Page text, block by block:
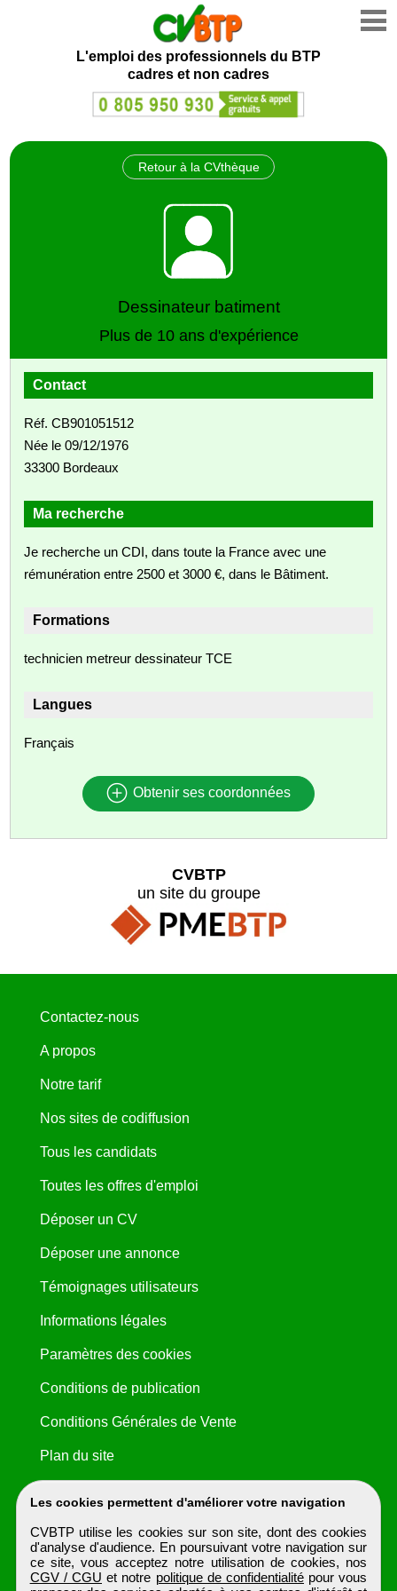
L'emploi des professionnels du BTP
cadres et non cadres
Retour à la CVthèque
Dessinateur batiment
Plus de 10 ans d'expérience
Contact
Réf. CB901051512
Née le 09/12/1976
33300 Bordeaux
Ma recherche
Je recherche un CDI, dans toute la France avec une
rémunération entre 2500 et 3000 €, dans le Bâtiment.
Formations
technicien metreur dessinateur TCE
Langues
Français
Obtenir ses coordonnées
Les cookies permettent d'améliorer votre navigation
CVBTP utilise les cookies sur son site, dont des cookies
d'analyse d'audience. En poursuivant votre navigation sur
ce site, vous acceptez notre utilisation de cookies, nos
CGV / CGU et notre politique de confidentialité pour vous
CVBTP
un site du groupe
Contactez-nous
A propos
Notre tarif
Nos sites de codiffusion
Tous les candidats
Toutes les offres d'emploi
Déposer un CV
Déposer une annonce
Témoignages utilisateurs
Informations légales
Paramètres des cookies
Conditions de publication
Conditions Générales de Vente
Plan du site